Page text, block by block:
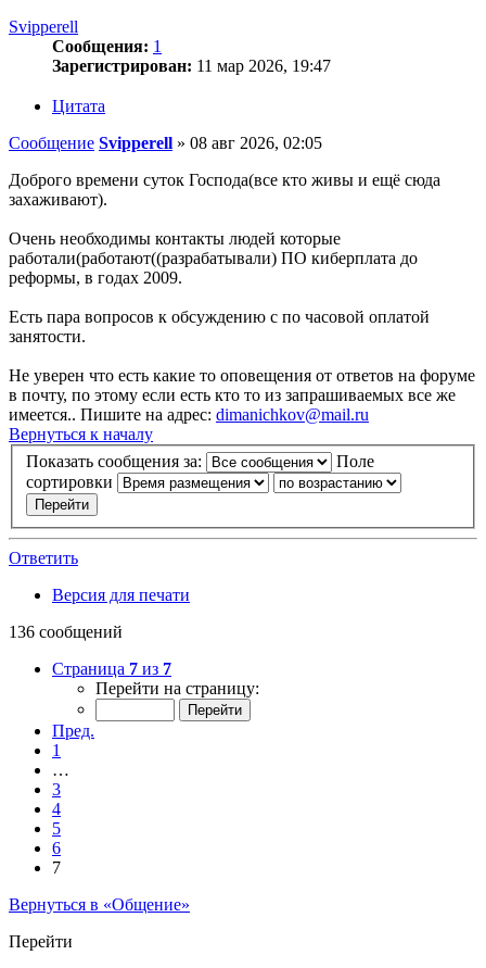
Svipperell
Сообщения: 1
Зарегистрирован: 11 мар 2026, 19:47
Цитата
Сообщение Svipperell » 08 авг 2026, 02:05
Доброго времени суток Господа(все кто живы и ещё сюда
захаживают).
Очень необходимы контакты людей которые
работали(работают((разрабатывали) ПО киберплата до
реформы, в годах 2009.
Есть пара вопросов к обсуждению с по часовой оплатой
занятости.
Не уверен что есть какие то оповещения от ответов на форуме
в почту, по этому если есть кто то из запрашиваемых все же
имеется.. Пишите на адрес: dimanichkov@mail.ru
Вернуться к началу
Показать сообщения за:
Поле
сортировки
Ответить
Версия для печати
136 сообщений
Страница 7 из 7
Перейти на страницу:
Пред.
1
…
3
4
5
6
7
Вернуться в «Общение»
Перейти